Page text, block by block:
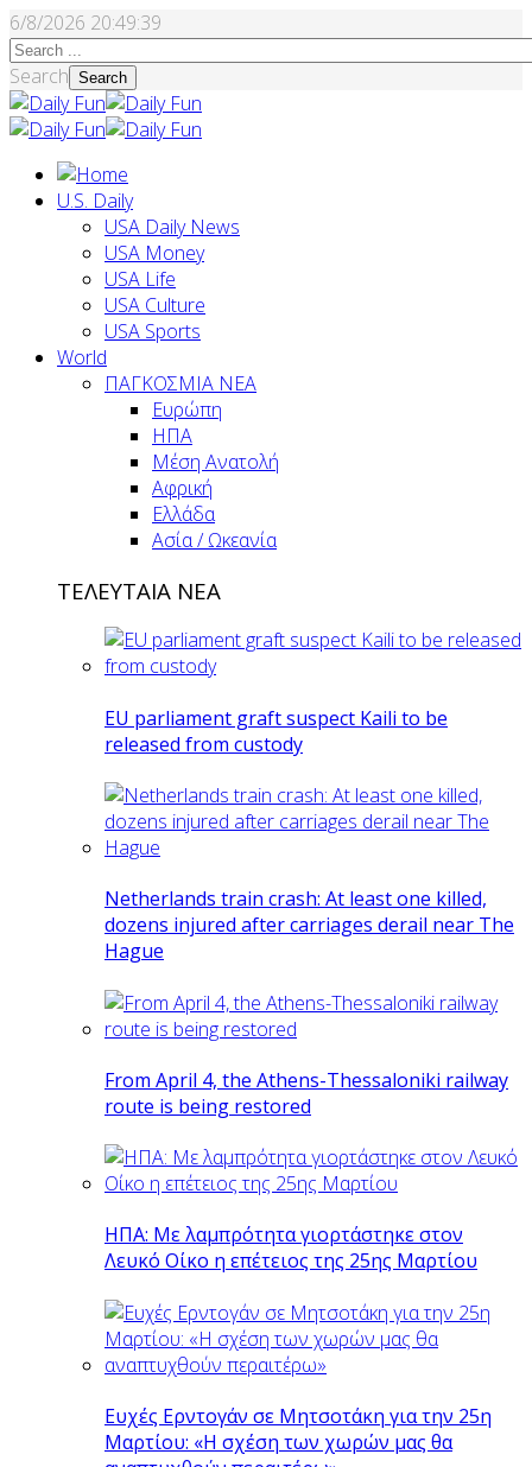
6/8/2026 20:49:40
Search Search
U.S. Daily
USA Daily News
USA Money
USA Life
USA Culture
USA Sports
World
ΠΑΓΚΟΣΜΙΑ ΝΕΑ
Ευρώπη
ΗΠΑ
Μέση Ανατολή
Αφρική
Ελλάδα
Ασία / Ωκεανία
ΤΕΛΕΥΤΑΙΑ ΝΕΑ
EU parliament graft suspect Kaili to be
released from custody
Netherlands train crash: At least one killed,
dozens injured after carriages derail near The
Hague
From April 4, the Athens-Thessaloniki railway
route is being restored
ΗΠΑ: Με λαμπρότητα γιορτάστηκε στον
Λευκό Οίκο η επέτειος της 25ης Μαρτίου
Ευχές Ερντογάν σε Μητσοτάκη για την 25η
Μαρτίου: «Η σχέση των χωρών μας θα